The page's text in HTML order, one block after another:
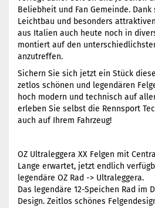
Beliebheit und Fan Gemeinde.
Leichtbau und besonders
aus Italien auch heute noch in
montiert auf den
anzutreffen.
Sichern Sie sich jetzt ein Stück
zetlos schönen und legendären
hoch modern und technisch auf
erleben Sie selbst die Rennsport
auch auf Ihrem Fahrzeug!
OZ Ultraleggera XX Felgen mit
Lange erwartet, jetzt endlich
legendäre OZ Rad -> Ultraleggera.
Das legendäre 12-Speichen Rad im
Design. Zeitlos schönes